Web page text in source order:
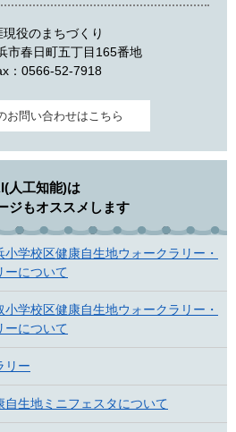
現役のまちづくり
市春日町五丁目165番地
：0566-52-7918
お問い合わせはこちら
人工知能)は
ジもオススメします
小学校区健康自生地ウォークラリー・
ーについて
小学校区健康自生地ウォークラリー・
ーについて
リー
自生地ミニフェスタについて